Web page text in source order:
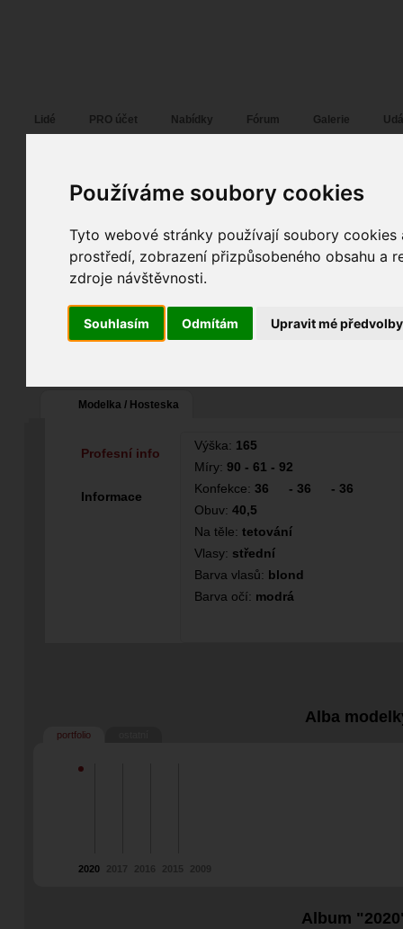
Používáme soubory cookies
Tyto webové stránky používají soubory
prostředí, zobrazení přizpůsobeného obsahu a
zdroje návštěvnosti.
Souhlasím Odmítám Upravit mé předvolby
Lidé PRO účet Nabídky Fórum Galerie
Karolína Vostrá
Rakovník, Praha
Jazyk:
cs,en,fr
Registrace:
02. 07. 2008| ID:42587
8
Modelka / Hosteska
Výška: 165
Míry: 90 - 61 - 92
Konfekce: 36 - 36 - 36
Obuv: 40,5
Na těle: tetování
Vlasy: střední
Barva vlasů: blond
Barva očí: modrá
Profesní info
Informace
Alba
portfolio
2020
Album